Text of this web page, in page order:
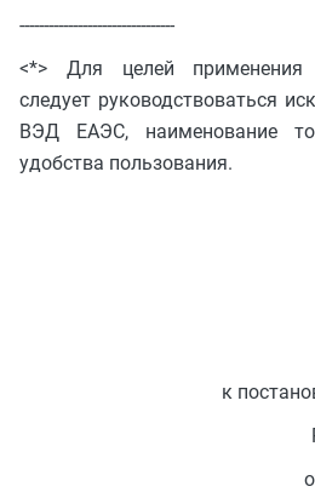
--------------------------------
<*> Для целей применения
следует руководствоваться
ВЭД ЕАЭС, наименование
удобства пользования.
к